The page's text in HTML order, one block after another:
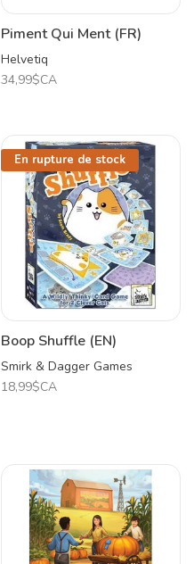
Piment Qui Ment (FR)
Helvetiq
34,99$CA
En rupture de stock
Boop Shuffle (EN)
Smirk & Dagger Games
18,99$CA